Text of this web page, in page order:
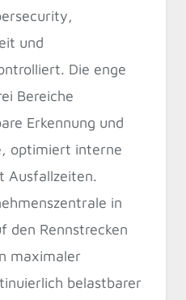
und
Die enge
Bereiche
Erkennung und
optimiert interne
Ausfallzeiten.
in
den Rennstrecken
maximaler
belastbarer